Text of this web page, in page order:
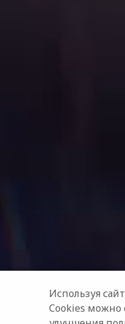
Используя
Cookies можно